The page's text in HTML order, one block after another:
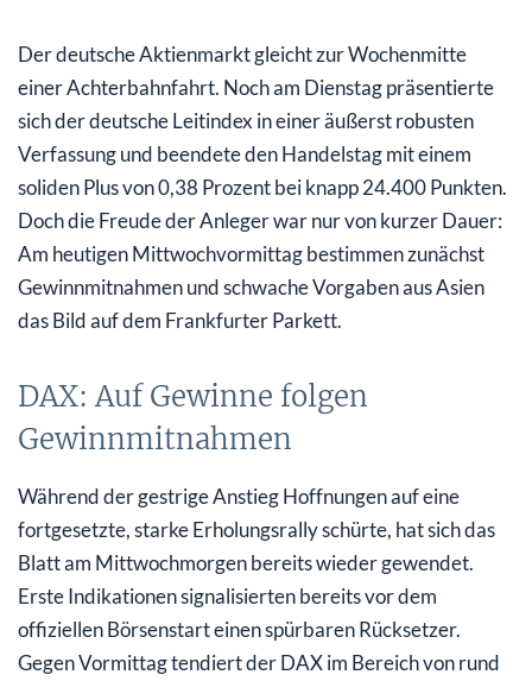
Rheinmetall: Solides Fundament im Rüstungssektor
Der deutsche Aktienmarkt gleicht zur Wochenmitte
einer Achterbahnfahrt. Noch am Dienstag präsentierte
sich der deutsche Leitindex in einer äußerst robusten
Verfassung und beendete den Handelstag mit einem
soliden Plus von 0,38 Prozent bei knapp 24.400 Punkten.
Doch die Freude der Anleger war nur von kurzer Dauer:
Am heutigen Mittwochvormittag bestimmen zunächst
Gewinnmitnahmen und schwache Vorgaben aus Asien
das Bild auf dem Frankfurter Parkett.
DAX: Auf Gewinne folgen
Gewinnmitnahmen
Während der gestrige Anstieg Hoffnungen auf eine
fortgesetzte, starke Erholungsrally schürte, hat sich das
Blatt am Mittwochmorgen bereits wieder gewendet.
Erste Indikationen signalisierten bereits vor dem
offiziellen Börsenstart einen spürbaren Rücksetzer.
Gegen Vormittag tendiert der DAX im Bereich von rund